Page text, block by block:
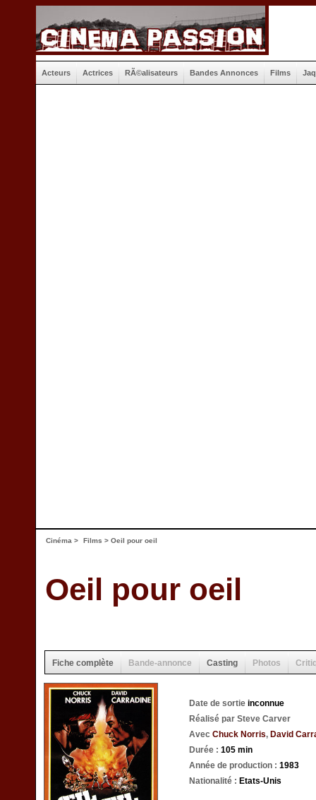
Acteurs Actrices RÃ©alisateurs Bandes Annonces Films
Cinéma > Films > Oeil pour oeil
Oeil pour oeil
Fiche complète Bande-annonce Casting Photos
Date de sortie inconnue
Réalisé par Steve Carver
Avec Chuck Norris, David
Durée : 105 min
Année de production : 1983
Nationalité : Etats-Unis